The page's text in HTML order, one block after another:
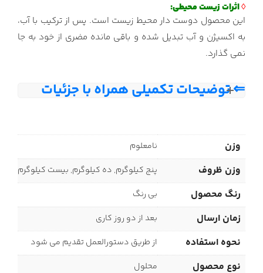
◊اثرات زیست محیطی:
این محصول دوست دار محیط زیست است. پس از ترکیب با آب،
به اکسیژن و آب تبدیل شده و باقی مانده مضری از خود به جا
نمی گذارد.
⇐ توضیحات تکمیلی همراه با جزئیات
وزن نامعلوم
وزن ظروف پنج کیلوگرم, ده کیلوگرم, بیست کیلوگرم
رنگ محصول بی رنگ
زمان ارسال بعد از دو روز کاری
نحوه استفاده از طریق دستورالعمل تقدیم می شود
نوع محصول محلول